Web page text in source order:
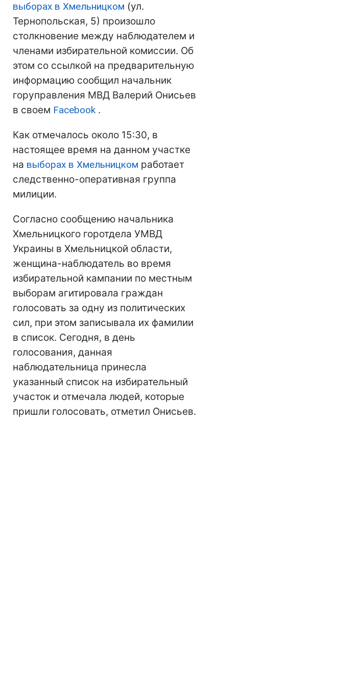
выборах в Хмельницком (ул.
Тернопольская, 5) произошло
столкновение между наблюдателем и
членами избирательной комиссии. Об
этом со ссылкой на предварительную
информацию сообщил начальник
горуправления МВД Валерий Онисьев
в своем Facebook .
Как отмечалось около 15:30, в
настоящее время на данном участке
на выборах в Хмельницком работает
следственно-оперативная группа
милиции.
Согласно сообщению начальника
Хмельницкого горотдела УМВД
Украины в Хмельницкой области,
женщина-наблюдатель во время
избирательной кампании по местным
выборам агитировала граждан
голосовать за одну из политических
сил, при этом записывала их фамилии
в список. Сегодня, в день
голосования, данная
наблюдательница принесла
указанный список на избирательный
участок и отмечала людей, которые
пришли голосовать, отметил Онисьев.